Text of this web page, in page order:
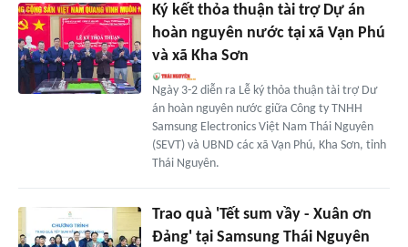
Ký kết thỏa thuận tài trợ Dự án
hoàn nguyên nước tại xã Vạn Phú
và xã Kha Sơn
Ngày 3-2 diễn ra Lễ ký thỏa thuận tài trợ Dư
án hoàn nguyên nước giữa Công ty TNHH
Samsung Electronics Việt Nam Thái Nguyên
(SEVT) và UBND các xã Vạn Phú, Kha Sơn, tỉnh
Thái Nguyên.
Trao quà 'Tết sum vầy - Xuân ơn
Đảng' tại Samsung Thái Nguyên